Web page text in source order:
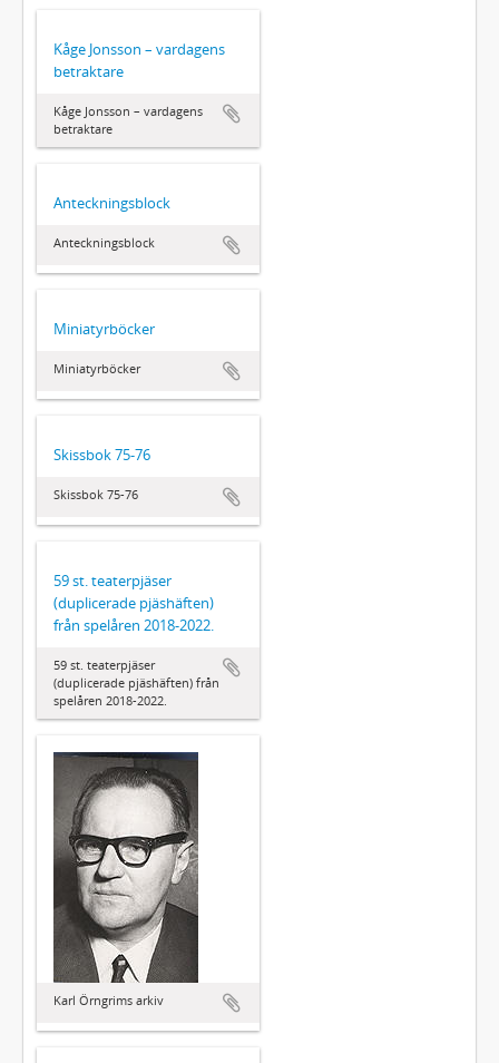
Kåge Jonsson – vardagens
betraktare
Kåge Jonsson – vardagens
betraktare
Anteckningsblock
Anteckningsblock
Miniatyrböcker
Miniatyrböcker
Skissbok 75-76
Skissbok 75-76
59 st. teaterpjäser
(duplicerade pjäshäften)
från spelåren 2018-2022.
59 st. teaterpjäser
(duplicerade pjäshäften) från
spelåren 2018-2022.
Karl Örngrims arkiv